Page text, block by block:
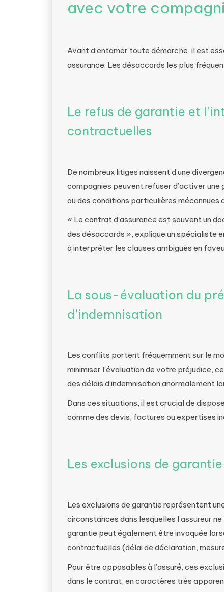
avec votre
Avant d’entamer toute démarche, il est
assurance. Les désaccords les plus
Le refus de garantie et
contractuelles
De nombreux litiges naissent d’une
compagnies peuvent refuser d’activer une
ou des conditions particulières méconnues
« Le contrat d’assurance est souvent un
des désaccords », explique un spécialiste
à interpréter les clauses ambiguës en
La sous-évaluation du
d’indemnisation
Les conflits portent fréquemment sur le
minimiser l’évaluation de votre préjudice,
des délais d’indemnisation anormalement
Dans ces situations, il est crucial de
comme des devis, factures ou expertises
Les exclusions de
Les exclusions de garantie représentent
circonstances dans lesquelles l’assureur
garantie peut également être invoquée
contractuelles (délai de déclaration,
Pour être opposables à l’assuré, ces
dans le contrat, en caractères très